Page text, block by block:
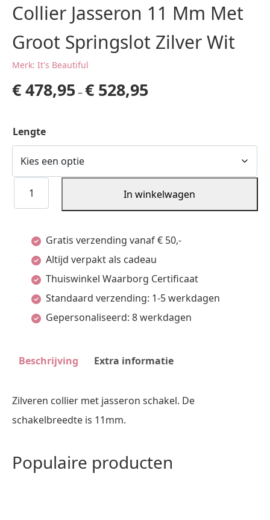
Collier Jasseron 11 Mm Met
Groot Springslot Zilver Wit
Merk: It's Beautiful
€478,95–€ 528,95
Lengte
Collier
Jasseron
Groot
Springslot
Zilver
aantal
In winkelwagen
Gratis verzending vanaf € 50,-
Altijd verpakt als cadeau
Thuiswinkel Waarborg Certificaat
Standaard verzending: 1-5 werkdagen
Gepersonaliseerd: 8 werkdagen
Beschrijving Extra informatie
Zilveren collier met jasseron schakel. De
schakelbreedte is 11mm.
Populaire producten